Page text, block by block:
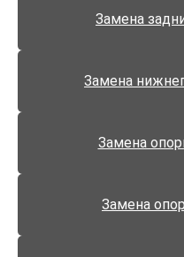
Замена
Замена
Замена
Замена